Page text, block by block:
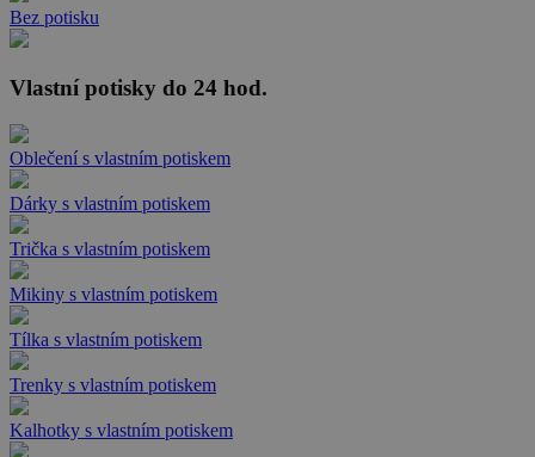
Bez potisku
Vlastní potisky do 24 hod.
Oblečení s vlastním potiskem
Dárky s vlastním potiskem
Trička s vlastním potiskem
Mikiny s vlastním potiskem
Tílka s vlastním potiskem
Trenky s vlastním potiskem
Kalhotky s vlastním potiskem